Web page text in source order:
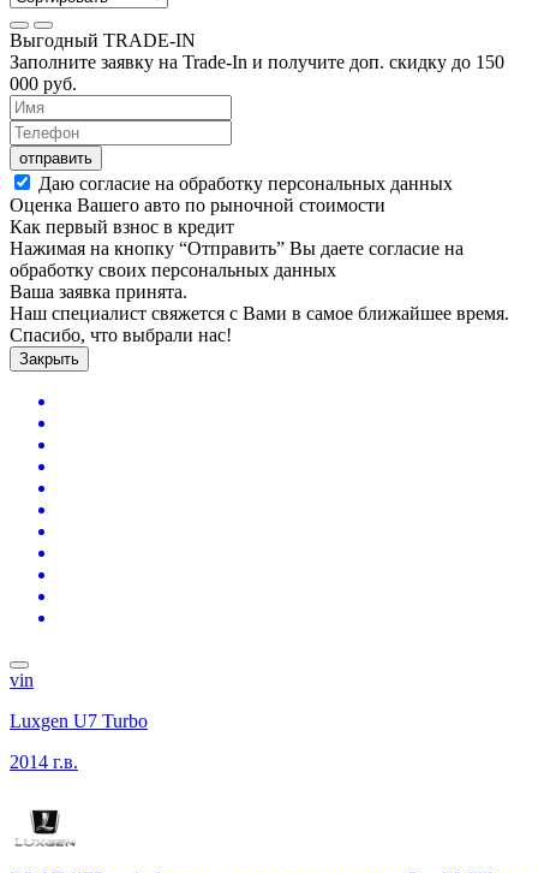
Выгодный TRADE-IN
Заполните заявку на Trade-In и получите доп. скидку до 150
000 руб.
отправить
Даю согласие на обработку персональных данных
Оценка Вашего авто по рыночной стоимости
Как первый взнос в кредит
Нажимая на кнопку “Отправить” Вы даете согласие на
обработку своих персональных данных
Ваша заявка принята.
Наш специалист свяжется с Вами в самое ближайшее время.
Спасибо, что выбрали нас!
Закрыть
vin
Luxgen U7 Turbo
2014 г.в.